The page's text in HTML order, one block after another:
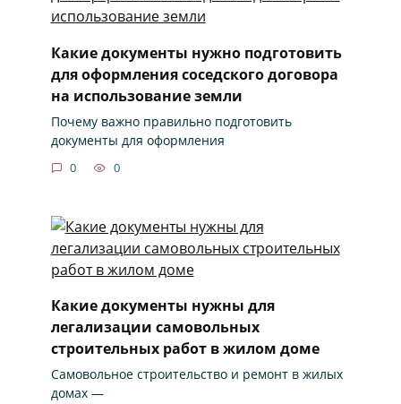
Какие документы нужно подготовить
для оформления соседского договора
на использование земли
Почему важно правильно подготовить
документы для оформления
0 0
Какие документы нужны для
легализации самовольных
строительных работ в жилом доме
Самовольное строительство и ремонт в жилых
домах —